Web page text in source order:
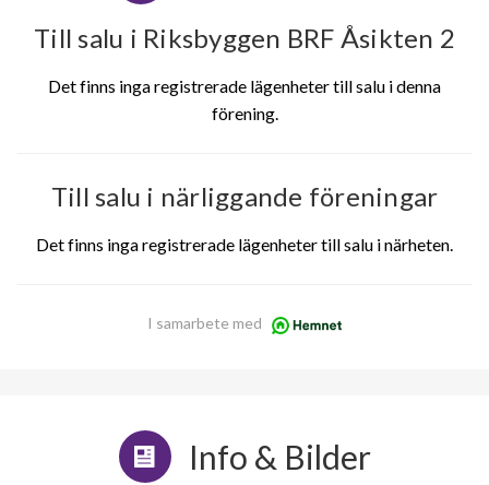
Till salu i Riksbyggen BRF Åsikten 2
Det finns inga registrerade lägenheter till salu i denna
förening.
Till salu i närliggande föreningar
Det finns inga registrerade lägenheter till salu i närheten.
I samarbete med
Info & Bilder